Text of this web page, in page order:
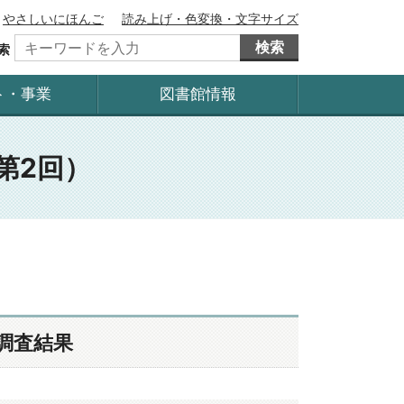
やさしいにほんご
読み上げ・色変換・文字サイズ
検索
・事業 図書館情報
回）
査結果